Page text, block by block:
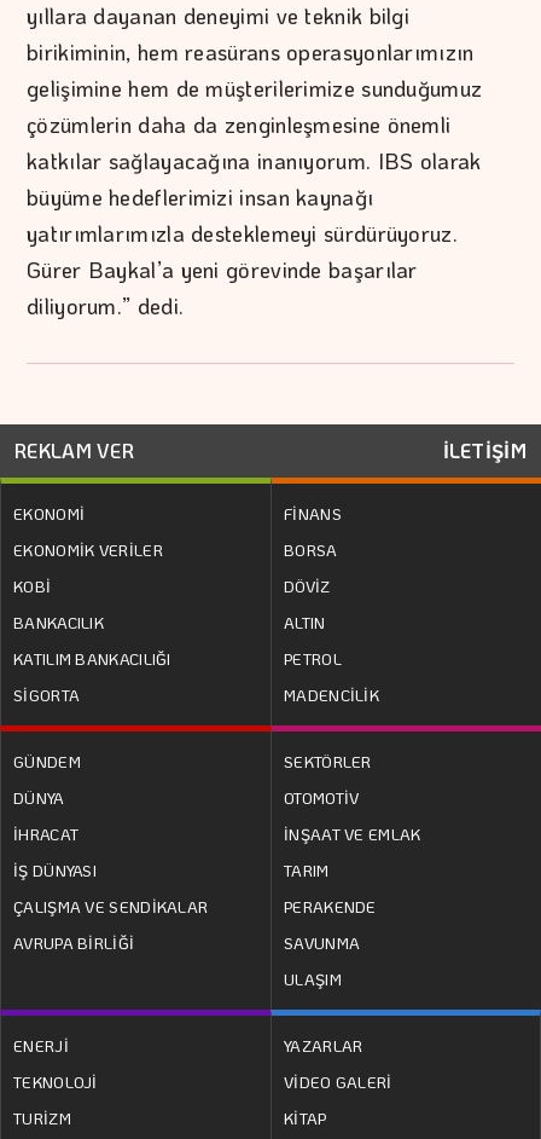
yıllara dayanan deneyimi ve teknik bilgi
birikiminin, hem reasürans operasyonlarımızın
gelişimine hem de müşterilerimize sunduğumuz
çözümlerin daha da zenginleşmesine önemli
katkılar sağlayacağına inanıyorum. IBS olarak
büyüme hedeflerimizi insan kaynağı
yatırımlarımızla desteklemeyi sürdürüyoruz.
Gürer Baykal’a yeni görevinde başarılar
diliyorum.” dedi.
REKLAM VER İLETİŞİM
EKONOMİ
EKONOMİK VERİLER
KOBİ
BANKACILIK
KATILIM BANKACILIĞI
SİGORTA
FİNANS
BORSA
DÖVİZ
ALTIN
PETROL
MADENCİLİK
GÜNDEM
DÜNYA
İHRACAT
İŞ DÜNYASI
ÇALIŞMA VE SENDİKALAR
AVRUPA BİRLİĞİ
SEKTÖRLER
OTOMOTİV
İNŞAAT VE EMLAK
TARIM
PERAKENDE
SAVUNMA
ULAŞIM
ENERJİ
TEKNOLOJİ
TURİZM
YAZARLAR
VİDEO GALERİ
KİTAP